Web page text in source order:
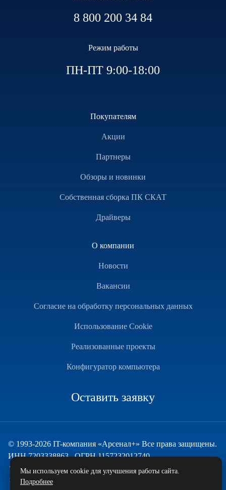
8 800 200 34 84
Режим работы
ПН-ПТ 9:00-18:00
Покупателям
Акции
Партнеры
Обзоры и новинки
Собственная сборка ПК СКАТ
Драйверы
О компании
Новости
Вакансии
Согласие на обработку персональных данных
Использование Cookie
Реализованные проекты
Конфигуратор компьютера
Оставить заявку
© 1993-2026 IT-компания «Арсенал+» Все права защищены.
ИНН 7203338863 , ОГРН 1157232012740
Техническая поддержка
и развитие — ECHO
Мы используем cookie для улучшения работы сайта.
Подробнее